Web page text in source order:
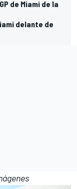
de Miami de la
delante de